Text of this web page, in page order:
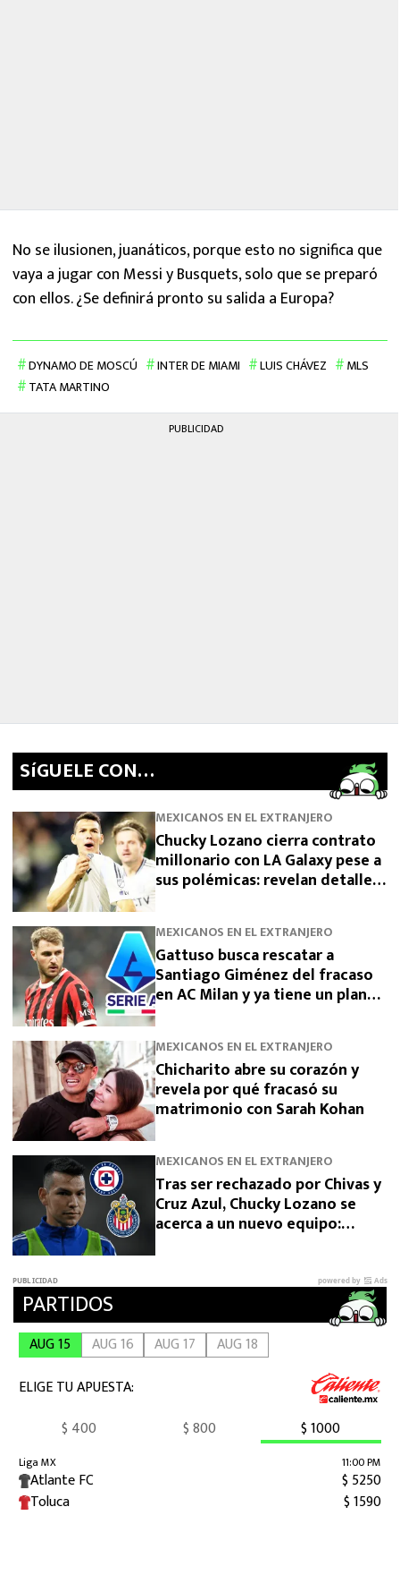
No se ilusionen, juanáticos, porque esto no significa que
vaya a jugar con Messi y Busquets, solo que se preparó
con ellos. ¿Se definirá pronto su salida a Europa?
DYNAMO DE MOSCÚ INTER DE MIAMI LUIS CHÁVEZ
MLS
TATA MARTINO
PUBLICIDAD
SíGUELE CON…
MEXICANOS EN EL EXTRANJERO
Chucky Lozano cierra contrato
millonario con LA Galaxy pese a
sus polémicas: revelan detalles
MEXICANOS EN EL EXTRANJERO
Gattuso busca rescatar a
Santiago Giménez del fracaso
en AC Milan y ya tiene un plan
MEXICANOS EN EL EXTRANJERO
Chicharito abre su corazón y
revela por qué fracasó su
matrimonio con Sarah Kohan
MEXICANOS EN EL EXTRANJERO
Tras ser rechazado por Chivas y
Cruz Azul, Chucky Lozano se
acerca a un nuevo equipo: